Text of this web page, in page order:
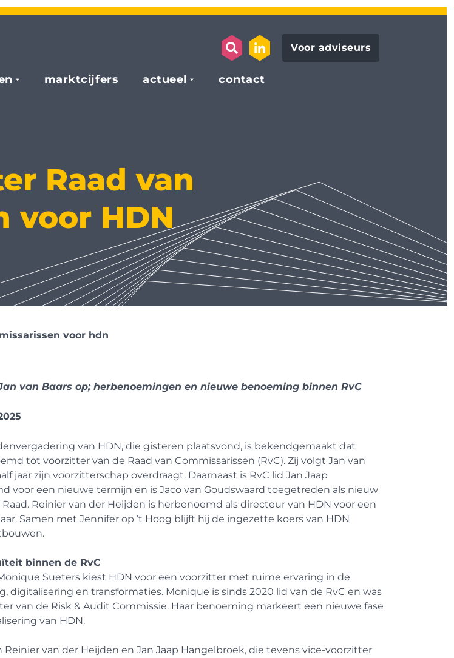
marktcijfers actueel contact
search opener
link to the linkedin page
Voor adviseurs
Raad van
voor HDN
voor hdn
van Baars op; herbenoemingen en nieuwe benoeming binnen RvC
van HDN, die gisteren plaatsvond, is bekendgemaakt dat
tot voorzitter van de Raad van Commissarissen (RvC). Zij volgt Jan van
jaar zijn voorzitterschap overdraagt. Daarnaast is RvC lid Jan Jaap
voor een nieuwe termijn en is Jaco van Goudswaard toegetreden als nieuw
Reinier van der Heijden is herbenoemd als directeur van HDN voor een
Samen met Jennifer op ’t Hoog blijft hij de ingezette koers van HDN
binnen de RvC
Sueters kiest HDN voor een voorzitter met ruime ervaring in de
digitalisering en transformaties. Monique is sinds 2020 lid van de RvC en was
van de Risk & Audit Commissie. Haar benoeming markeert een nieuwe fase
van HDN.
van der Heijden en Jan Jaap Hangelbroek, die tevens vice-voorzitter